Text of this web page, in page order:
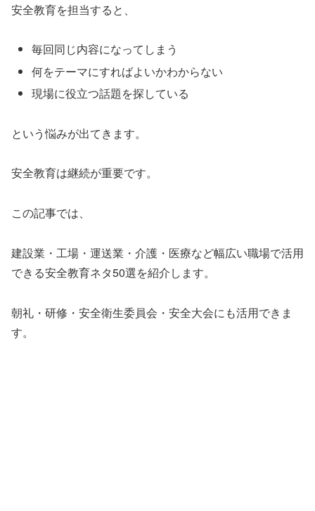
安全教育を担当すると、
毎回同じ内容になってしまう
何をテーマにすればよいかわからない
現場に役立つ話題を探している
という悩みが出てきます。
安全教育は継続が重要です。
この記事では、
建設業・工場・運送業・介護・医療など幅広い職場で活用
できる安全教育ネタ50選を紹介します。
朝礼・研修・安全衛生委員会・安全大会にも活用できま
す。